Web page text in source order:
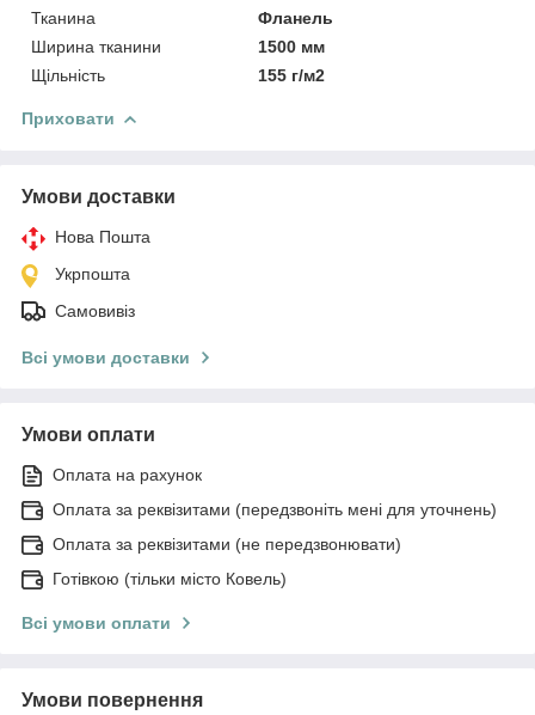
Тканина
Фланель
Ширина тканини
1500 мм
Щільність
155 г/м2
Приховати
Умови доставки
Нова Пошта
Укрпошта
Самовивіз
Всі умови доставки
Умови оплати
Оплата на рахунок
Оплата за реквізитами (передзвоніть мені для уточнень)
Оплата за реквізитами (не передзвонювати)
Готівкою (тільки місто Ковель)
Всі умови оплати
Умови повернення